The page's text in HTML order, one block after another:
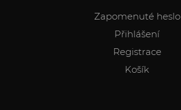
Zapomenuté heslo
Přihlášení
Registrace
Košík